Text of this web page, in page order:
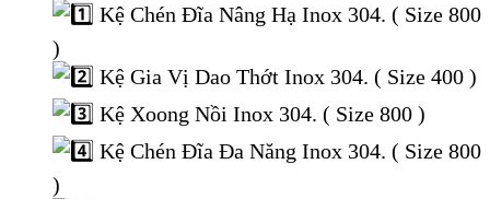
24.000.000 ₫.là:
Kệ Chén Đĩa Nâng Hạ Inox 304. ( Size 800
)
Kệ Gia Vị Dao Thớt Inox 304. ( Size 400 )
Kệ Xoong Nồi Inox 304. ( Size 800 )
Kệ Chén Đĩa Đa Năng Inox 304. ( Size 800
)